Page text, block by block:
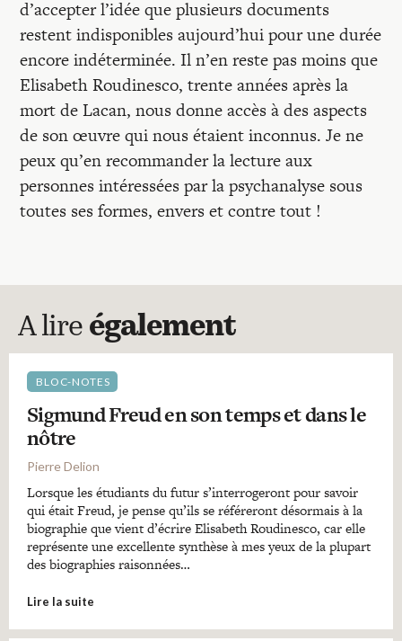
d’accepter l’idée que plusieurs documents
restent indisponibles aujourd’hui pour une durée
encore indéterminée. Il n’en reste pas moins que
Elisabeth Roudinesco, trente années après la
mort de Lacan, nous donne accès à des aspects
de son œuvre qui nous étaient inconnus. Je ne
peux qu’en recommander la lecture aux
personnes intéressées par la psychanalyse sous
toutes ses formes, envers et contre tout !
A lire également
BLOC-NOTES
Sigmund Freud en son temps et dans le
nôtre
Pierre Delion
Lorsque les étudiants du futur s’interrogeront pour savoir
qui était Freud, je pense qu’ils se référeront désormais à la
biographie que vient d’écrire Elisabeth Roudinesco, car elle
représente une excellente synthèse à mes yeux de la plupart
des biographies raisonnées…
Lire la suite